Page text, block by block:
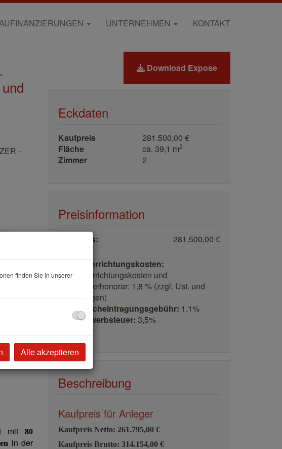
UNTERNEHMEN KONTAKT
mit
80
in der
Download Expose
Eckdaten
Kaufpreis
281.500,00 €
Fläche
ca. 39,1 m2
Zimmer 2
Preisinformation
Kaufpreis: 281.500,00 €
Vertragserrichtungskosten:
Vertragserrichtungskosten und
Treuhänderhonorar: 1,8 % (zzgl. Ust. und
Barauslagen)
Grundbucheintragungsgebühr: 1,1%
Grunderwerbsteuer: 3,5%
Beschreibung
Kaufpreis für Anleger
Kaufpreis Netto: 261.795,00 €
Kaufpreis Brutto: 314.154,00 €
finden Sie in unserer
Alle akzeptieren